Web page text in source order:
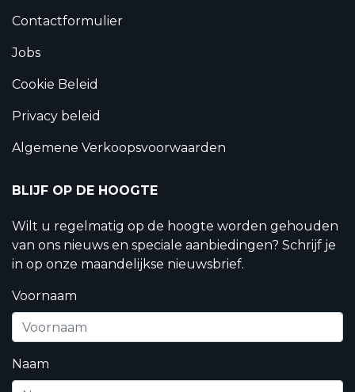
Contactformulier
Jobs
Cookie Beleid
Privacy beleid
Algemene Verkoopsvoorwaarden
BLIJF OP DE HOOGTE
Wilt u regelmatig op de hoogte worden gehouden
van ons nieuws en speciale aanbiedingen? Schrijf je
in op onze maandelijkse nieuwsbrief.
Voornaam
Naam